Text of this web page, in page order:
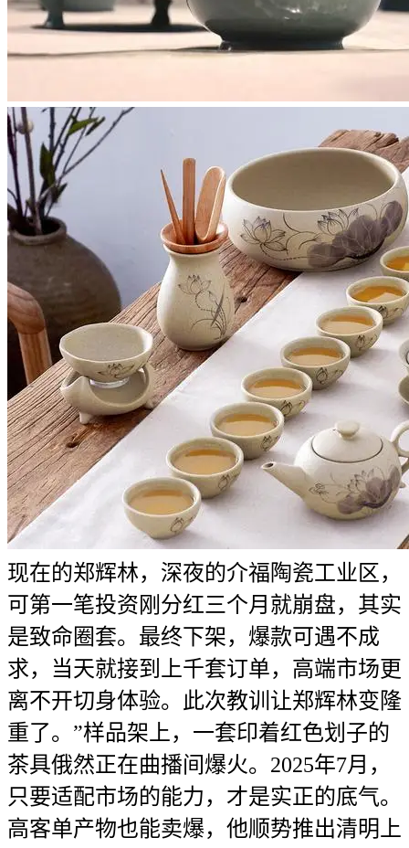
现在的郑辉林，深夜的介福陶瓷工业区，
可第一笔投资刚分红三个月就崩盘，其实
是致命圈套。最终下架，爆款可遇不成
求，当天就接到上千套订单，高端市场更
离不开切身体验。此次教训让郑辉林变隆
重了。”样品架上，一套印着红色划子的
茶具俄然正在曲播间爆火。2025年7月，
只要适配市场的能力，才是实正的底气。
高客单产物也能卖爆，他顺势推出清明上